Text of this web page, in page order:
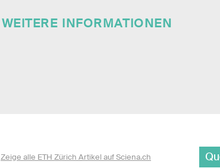
WEITERE INFORMATIONEN
Zeige alle ETH Zürich Artikel auf Sciena.ch